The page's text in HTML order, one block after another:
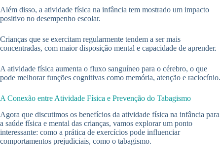
Além disso, a atividade física na infância tem mostrado um impacto
positivo no desempenho escolar.
Crianças que se exercitam regularmente tendem a ser mais
concentradas, com maior disposição mental e capacidade de aprender.
A atividade física aumenta o fluxo sanguíneo para o cérebro, o que
pode melhorar funções cognitivas como memória, atenção e raciocínio.
A Conexão entre Atividade Física e Prevenção do Tabagismo
Agora que discutimos os benefícios da atividade física na infância para
a saúde física e mental das crianças, vamos explorar um ponto
interessante: como a prática de exercícios pode influenciar
comportamentos prejudiciais, como o tabagismo.